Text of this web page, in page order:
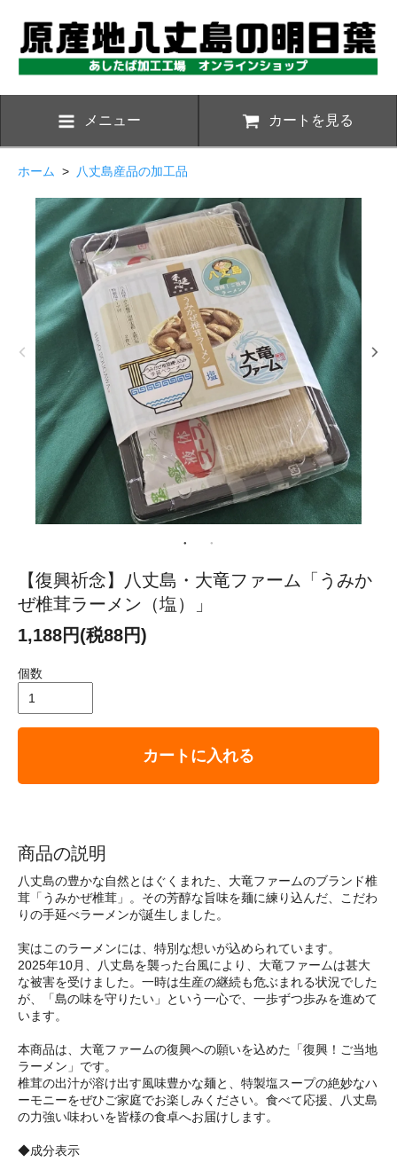
メニュー カートを見る
ホーム > 八丈島産品の加工品
【復興祈念】八丈島・大竜ファーム「うみか
ぜ椎茸ラーメン（塩）」
1,188円(税88円)
個数
カートに入れる
商品の説明
八丈島の豊かな自然とはぐくまれた、大竜ファームのブランド椎
茸「うみかぜ椎茸」。その芳醇な旨味を麺に練り込んだ、こだわ
りの手延べラーメンが誕生しました。
実はこのラーメンには、特別な想いが込められています。
2025年10月、八丈島を襲った台風により、大竜ファームは甚大
な被害を受けました。一時は生産の継続も危ぶまれる状況でした
が、「島の味を守りたい」という一心で、一歩ずつ歩みを進めて
います。
本商品は、大竜ファームの復興への願いを込めた「復興！ご当地
ラーメン」です。
椎茸の出汁が溶け出す風味豊かな麺と、特製塩スープの絶妙なハ
ーモニーをぜひご家庭でお楽しみください。食べて応援、八丈島
の力強い味わいを皆様の食卓へお届けします。
◆成分表示